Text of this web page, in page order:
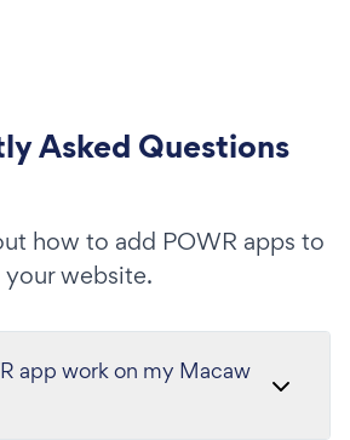
Asked Questions
how to add POWR apps to
your website.
app work on my Macaw